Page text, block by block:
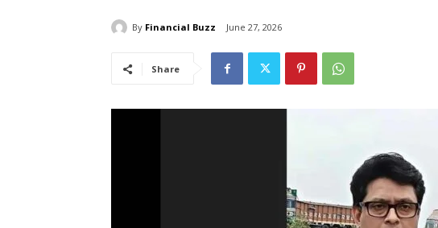
By Financial Buzz June 27, 2026
Share